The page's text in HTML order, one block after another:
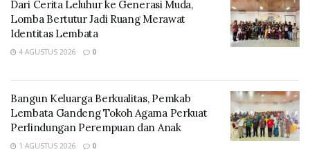
“Tim Gakkumdu sudah melakukan monitoring ke 9
Kecamatan dalam mengawal seluruh proses tahapan
pelaksanaan Pemilu”tandas Aries
Dari Cerita Leluhur ke Generasi Muda,
Lomba Bertutur Jadi Ruang Merawat
Identitas Lembata
4 AGUSTUS 2026 0
Bangun Keluarga Berkualitas, Pemkab
Lembata Gandeng Tokoh Agama Perkuat
Perlindungan Perempuan dan Anak
1 AGUSTUS 2026 0